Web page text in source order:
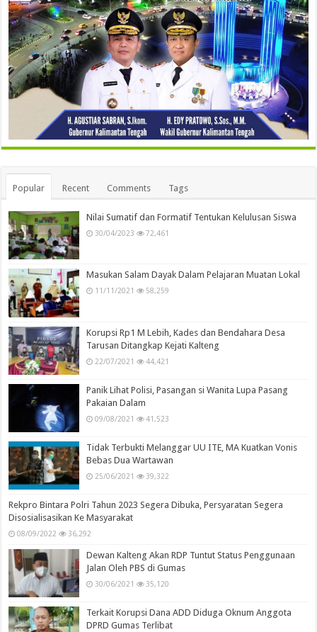
Popular Recent Comments Tags
Nilai Sumatif dan Formatif Tentukan Kelulusan Siswa
30/04/2023 72,461
Masukan Salam Dayak Dalam Pelajaran Muatan Lokal
11/11/2021 58,259
Korupsi Rp1 M Lebih, Kades dan Bendahara Desa
Tarusan Ditangkap Kejati Kalteng
22/07/2021 44,421
Panik Lihat Polisi, Pasangan si Wanita Lupa Pasang
Pakaian Dalam
09/08/2021 41,523
Tidak Terbukti Melanggar UU ITE, MA Kuatkan Vonis
Bebas Dua Wartawan
25/06/2021 39,322
Rekpro Bintara Polri Tahun 2023 Segera Dibuka, Persyaratan Segera
Disosialisasikan Ke Masyarakat
08/09/2022 36,292
Dewan Kalteng Akan RDP Tuntut Status Penggunaan
Jalan Oleh PBS di Gumas
30/06/2021 35,120
Terkait Korupsi Dana ADD Diduga Oknum Anggota
DPRD Gumas Terlibat